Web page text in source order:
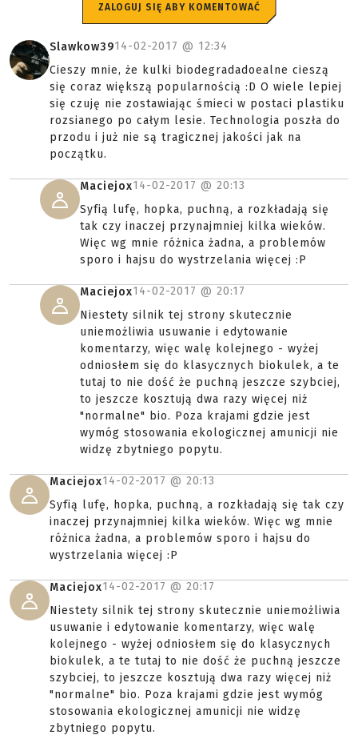
ZALOGUJ SIĘ ABY KOMENTOWAĆ
Slawkow3914-02-2017 @ 12:34
Cieszy mnie, że kulki biodegradadoealne cieszą
się coraz większą popularnością :D O wiele lepiej
się czuję nie zostawiając śmieci w postaci plastiku
rozsianego po całym lesie. Technologia poszła do
przodu i już nie są tragicznej jakości jak na
początku.
Maciejox14-02-2017 @ 20:13
Syfią lufę, hopka, puchną, a rozkładają się
tak czy inaczej przynajmniej kilka wieków.
Więc wg mnie różnica żadna, a problemów
sporo i hajsu do wystrzelania więcej :P
Maciejox14-02-2017 @ 20:17
Niestety silnik tej strony skutecznie
uniemożliwia usuwanie i edytowanie
komentarzy, więc walę kolejnego - wyżej
odniosłem się do klasycznych biokulek, a te
tutaj to nie dość że puchną jeszcze szybciej,
to jeszcze kosztują dwa razy więcej niż
"normalne" bio. Poza krajami gdzie jest
wymóg stosowania ekologicznej amunicji nie
widzę zbytniego popytu.
Maciejox14-02-2017 @ 20:13
Syfią lufę, hopka, puchną, a rozkładają się tak czy
inaczej przynajmniej kilka wieków. Więc wg mnie
różnica żadna, a problemów sporo i hajsu do
wystrzelania więcej :P
Maciejox14-02-2017 @ 20:17
Niestety silnik tej strony skutecznie uniemożliwia
usuwanie i edytowanie komentarzy, więc walę
kolejnego - wyżej odniosłem się do klasycznych
biokulek, a te tutaj to nie dość że puchną jeszcze
szybciej, to jeszcze kosztują dwa razy więcej niż
"normalne" bio. Poza krajami gdzie jest wymóg
stosowania ekologicznej amunicji nie widzę
zbytniego popytu.